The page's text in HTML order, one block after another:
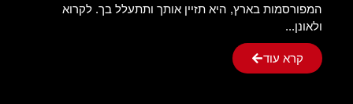
המפורסמות בארץ, היא תזיין אותך ותתעלל בך. לקרוא
ולאונן...
קרא עוד